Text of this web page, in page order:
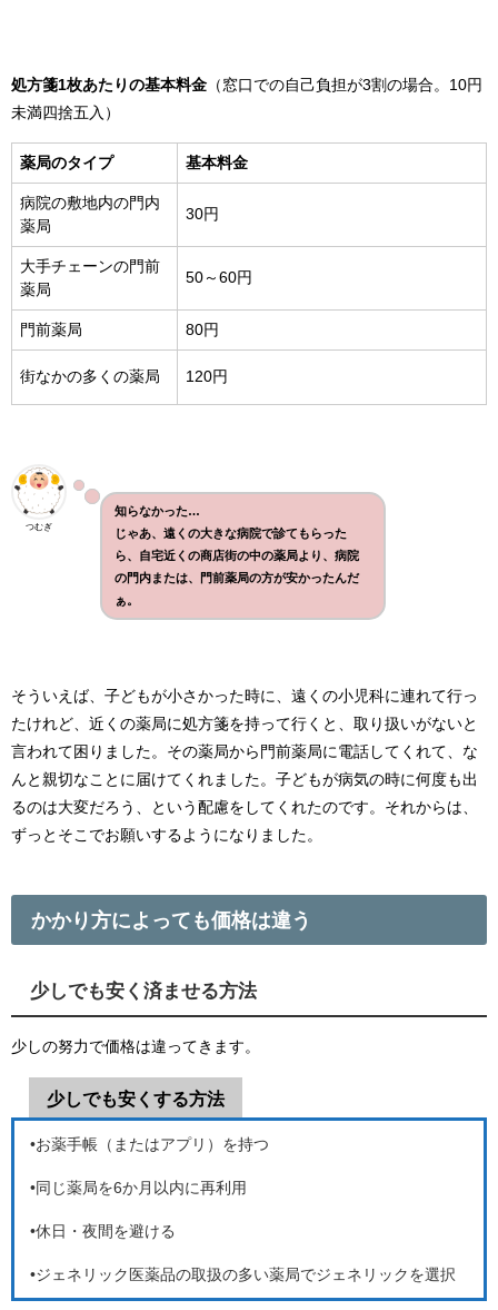
処方箋1枚あたりの基本料金 （窓口での自己負担が3割の場合。10円
未満四捨五入）
薬局のタイプ 基本料金
病院の敷地内の門内
薬局
30円
大手チェーンの門前
薬局
50～60円
門前薬局 80円
街なかの多くの薬局 120円
つむぎ
知らなかった…
じゃあ、遠くの大きな病院で診てもらった
ら、自宅近くの商店街の中の薬局より、病院
の門内または、門前薬局の方が安かったんだ
ぁ。
そういえば、子どもが小さかった時に、遠くの小児科に連れて行っ
たけれど、近くの薬局に処方箋を持って行くと、取り扱いがないと
言われて困りました。その薬局から門前薬局に電話してくれて、な
んと親切なことに届けてくれました。子どもが病気の時に何度も出
るのは大変だろう、という配慮をしてくれたのです。それからは、
ずっとそこでお願いするようになりました。
かかり方によっても価格は違う
少しでも安く済ませる方法
少しの努力で価格は違ってきます。
少しでも安くする方法
•お薬手帳（またはアプリ）を持つ
•同じ薬局を6か月以内に再利用
•休日・夜間を避ける
•ジェネリック医薬品の取扱の多い薬局でジェネリックを選択